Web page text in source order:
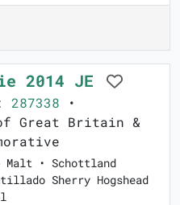
2014 JE
287338 •
Great Britain &
Malt • Schottland
Sherry Hogshead